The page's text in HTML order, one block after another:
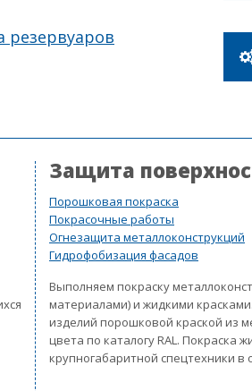
резервуаров
Защита
Порошковая покраска
Покрасочные работы
Огнезащита металлоконструкций
Гидрофобизация фасадов
Выполняем покраску
материалами) и жидкими
изделий порошковой краской из
цвета по каталогу RAL. Покраска
крупногабаритной спецтехники